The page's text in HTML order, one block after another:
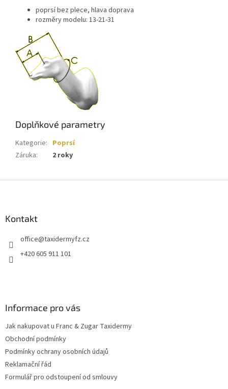
poprsí bez plece, hlava doprava
rozměry modelu: 13-21-31
Doplňkové parametry
Kategorie: Poprsí
Záruka: 2 roky
Kontakt
office@taxidermyfz.cz
+420 605 911 101
Informace pro vás
Jak nakupovat u Franc & Zugar Taxidermy
Obchodní podmínky
Podmínky ochrany osobních údajů
Reklamační řád
Formulář pro odstoupení od smlouvy